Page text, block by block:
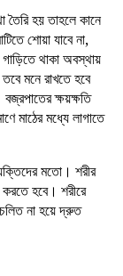
তৈরি হয় তাহলে কানে
শোয়া যাবে না,
থাকা অবস্থায়
মনে রাখতে হবে
ক্ষয়ক্ষতি
মাঠের মধ্যে লাগাতে
মতো। শরীর
হবে। শরীরে
না হয়ে দ্রুত